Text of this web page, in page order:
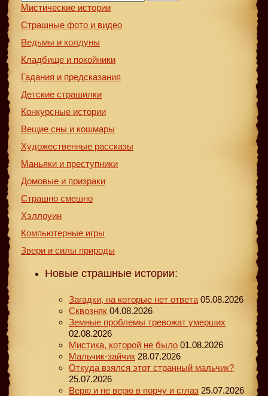
Мистические истории
Страшные фото и видео
Ведьмы и колдуны
Кладбище и покойники
Гадания и предсказания
Детские страшилки
Конкурсные истории
Вещие сны и кошмары
Художественные рассказы
Маньяки и преступники
Домовые и призраки
Страшно смешно
Хэллоуин
Компьютерные игры
Звери и силы природы
Новые страшные истории:
Загадки, на которые нет ответа 05.08.2026
Сквозняк 04.08.2026
Земные проблемы тревожат умерших
02.08.2026
Мистика, которой не было 01.08.2026
Мальчик-зайчик 28.07.2026
Откуда взялся этот странный мальчик?
25.07.2026
Верю и не верю в порчу и сглаз 25.07.2026